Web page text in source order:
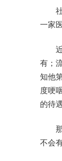
社
一家
近
有；
知他
度哽
的待
那
不会